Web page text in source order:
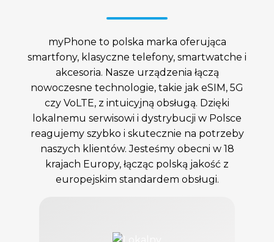
myPhone to polska marka oferująca
smartfony, klasyczne telefony, smartwatche i
akcesoria. Nasze urządzenia łączą
nowoczesne technologie, takie jak eSIM, 5G
czy VoLTE, z intuicyjną obsługą. Dzięki
lokalnemu serwisowi i dystrybucji w Polsce
reagujemy szybko i skutecznie na potrzeby
naszych klientów. Jesteśmy obecni w 18
krajach Europy, łącząc polską jakość z
europejskim standardem obsługi.